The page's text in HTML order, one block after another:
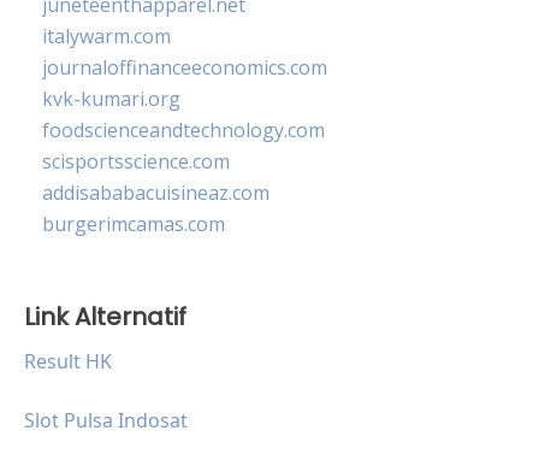
italywarm.com
journaloffinanceeconomics.com
kvk-kumari.org
foodscienceandtechnology.com
scisportsscience.com
addisababacuisineaz.com
burgerimcamas.com
Link Alternatif
Result HK
Slot Pulsa Indosat